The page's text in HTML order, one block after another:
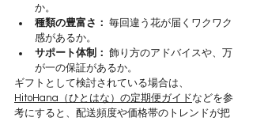
か。
種類の豊富さ： 毎回違う花が届くワクワク
感があるか。
サポート体制： 飾り方のアドバイスや、万
が一の保証があるか。
ギフトとして検討されている場合は、
HitoHana（ひとはな）の定期便ガイドなどを参
考にすると、配送頻度や価格帯のトレンドが把